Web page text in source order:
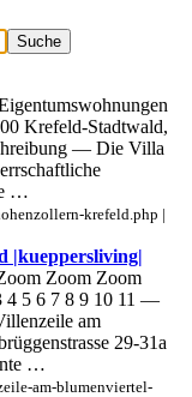
Krefeld-Stadtwald,
— Die Villa
…
krefeld.php |
|kueppersliving|
Zoom Zoom
4 5 6 7 8 9 10 11 —
am
29-31a
…
am-blumenviertel-